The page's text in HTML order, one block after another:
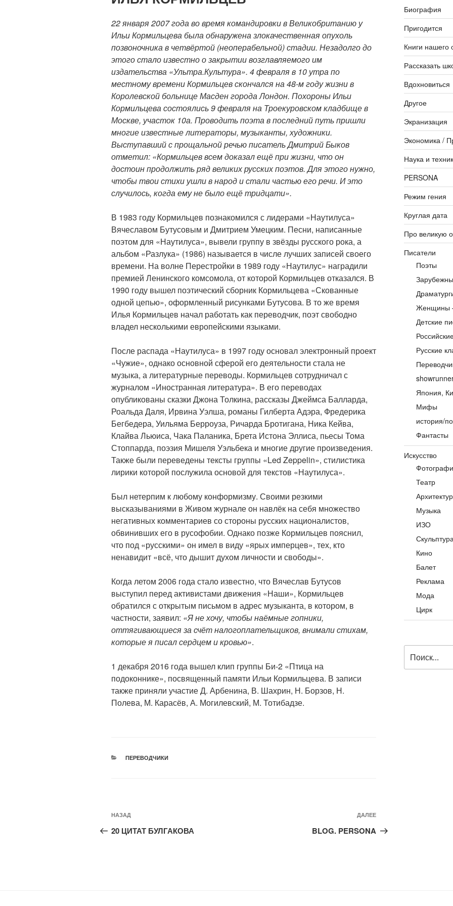
22 января 2007 года во время командировки в Великобританию у
Ильи Кормильцева была обнаружена злокачественная опухоль
позвоночника в четвёртой (неоперабельной) стадии. Незадолго до
этого стало известно о закрытии возглавляемого им
издательства «Ультра.Культура». 4 февраля в 10 утра по
местному времени Кормильцев скончался на 48-м году жизни в
Королевской больнице Масден города Лондон. Похороны Ильи
Кормильцева состоялись 9 февраля на Троекуровском кладбище в
Москве, участок 10а. Проводить поэта в последний путь пришли
многие известные литераторы, музыканты, художники.
Выступавший с прощальной речью писатель Дмитрий Быков
отметил: «Кормильцев всем доказал ещё при жизни, что он
достоин продолжить ряд великих русских поэтов. Для этого нужно,
чтобы твои стихи ушли в народ и стали частью его речи. И это
случилось, когда ему не было ещё тридцати».
В 1983 году Кормильцев познакомился с лидерами «Наутилуса»
Вячеславом Бутусовым и Дмитрием Умецким. Песни, написанные
поэтом для «Наутилуса», вывели группу в звёзды русского рока, а
альбом «Разлука» (1986) называется в числе лучших записей своего
времени. На волне Перестройки в 1989 году «Наутилус» наградили
премией Ленинского комсомола, от которой Кормильцев отказался. В
1990 году вышел поэтический сборник Кормильцева «Скованные
одной цепью», оформленный рисунками Бутусова. В то же время
Илья Кормильцев начал работать как переводчик, поэт свободно
владел несколькими европейскими языками.
После распада «Наутилуса» в 1997 году основал электронный проект
«Чужие», однако основной сферой его деятельности стала не
музыка, а литературные переводы. Кормильцев сотрудничал с
журналом «Иностранная литература». В его переводах
опубликованы сказки Джона Толкина, рассказы Джеймса Балларда,
Роальда Даля, Ирвина Уэлша, романы Гилберта Адэра, Фредерика
Бегбедера, Уильяма Берроуза, Ричарда Бротигана, Ника Кейва,
Клайва Льюиса, Чака Паланика, Брета Истона Эллиса, пьесы Тома
Стоппарда, поэзия Мишеля Уэльбека и многие другие произведения.
Также были переведены тексты группы «Led Zeppelin», стилистика
лирики которой послужила основой для текстов «Наутилуса».
Был нетерпим к любому конформизму. Своими резкими
высказываниями в Живом журнале он навлёк на себя множество
негативных комментариев со стороны русских националистов,
обвинивших его в русофобии. Однако позже Кормильцев пояснил,
что под «русскими» он имел в виду «ярых имперцев», тех, кто
ненавидит «всё, что дышит духом личности и свободы».
Когда летом 2006 года стало известно, что Вячеслав Бутусов
выступил перед активистами движения «Наши», Кормильцев
обратился с открытым письмом в адрес музыканта, в котором, в
частности, заявил: «Я не хочу, чтобы наёмные гопники,
оттягивающиеся за счёт налогоплательщиков, внимали стихам,
которые я писал сердцем и кровью».
1 декабря 2016 года вышел клип группы Би-2 «Птица на
подоконнике», посвященный памяти Ильи Кормильцева. В записи
также приняли участие Д. Арбенина, В. Шахрин, Н. Борзов, Н.
Полева, М. Карасёв, А. Могилевский, М. Тотибадзе.
РУБРИКИ
ПЕРЕВОДЧИКИ
Навигация
по
записям
Предыдущая
запись:
НАЗАД
20 ЦИТАТ БУЛГАКОВА
Следующая
запись
ДАЛЕЕ
BLOG. PERSONA
Биография
Пригодится
Книги нашего
Рассказать
Вдохновиться
Другое
Экранизация
Экономика /
Наука и
PERSONA
Режим гения
Круглая дата
Про великую
Писатели
Поэты
Женщины
Детские
Русские
Япония,
Мифы
история/
Фантасты
Искусство
Театр
Музыка
ИЗО
Кино
Балет
Реклама
Мода
Цирк